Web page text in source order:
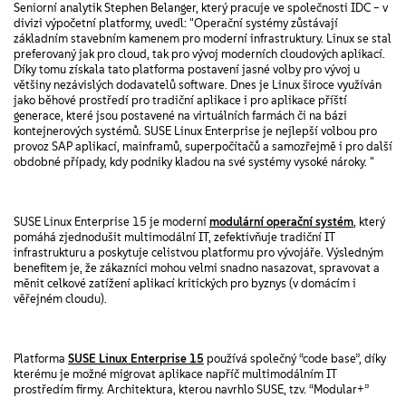
Seniorní analytik Stephen Belanger, který pracuje ve společnosti IDC – v
divizi výpočetní platformy, uvedl: "Operační systémy zůstávají
základním stavebním kamenem pro moderní infrastruktury. Linux se stal
preferovaný jak pro cloud, tak pro vývoj moderních cloudových aplikací.
Díky tomu získala tato platforma postavení jasné volby pro vývoj u
většiny nezávislých dodavatelů software. Dnes je Linux široce využíván
jako běhové prostředí pro tradiční aplikace i pro aplikace příští
generace, které jsou postavené na virtuálních farmách či na bázi
kontejnerových systémů. SUSE Linux Enterprise je nejlepší volbou pro
provoz SAP aplikací, mainframů, superpočítačů a samozřejmě i pro další
obdobné případy, kdy podniky kladou na své systémy vysoké nároky. "
SUSE Linux Enterprise 15 je moderní modulární operační systém, který
pomáhá zjednodušit multimodální IT, zefektivňuje tradiční IT
infrastrukturu a poskytuje celistvou platformu pro vývojáře. Výsledným
benefitem je, že zákazníci mohou velmi snadno nasazovat, spravovat a
měnit celkové zatížení aplikací kritických pro byznys (v domácím i
věřejném cloudu).
Platforma SUSE Linux Enterprise 15 používá společný “code base”, díky
kterému je možné migrovat aplikace napříč multimodálním IT
prostředím firmy. Architektura, kterou navrhlo SUSE, tzv. “Modular+”